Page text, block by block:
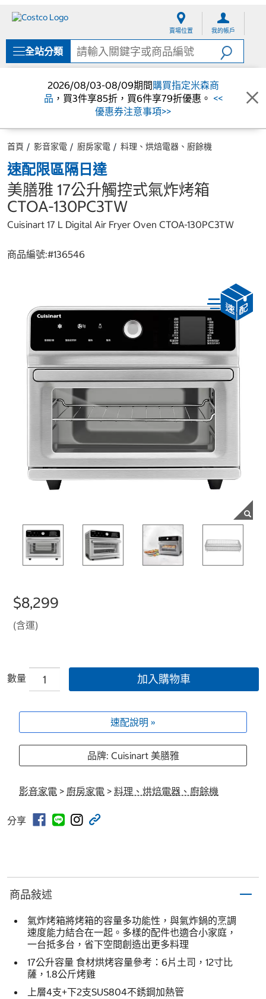
單
賣場位置 我的帳戶
全站分類
2026/08/03-08/09期間購買指定米森商
品 ，買3件享85折，買6件享79折優惠。 <<
優惠券注意事項>>
首頁 影音家電 廚房家電 料理、烘焙電器、廚餘機
速配限區隔日達
美膳雅 17公升觸控式氣炸烤箱
CTOA-130PC3TW
Cuisinart 17 L Digital Air Fryer Oven CTOA-130PC3TW
商品編號:#136546
$8,299
(含運)
數量 加入購物車
速配說明 »
品牌: Cuisinart 美膳雅
影音家電 > 廚房家電 > 料理、烘焙電器、廚餘機
分享
商品敍述
氣炸烤箱將烤箱的容量多功能性，與氣炸鍋的烹調
速度能力結合在一起。多樣的配件也適合小家庭，
一台抵多台，省下空間創造出更多料理
17公升容量 食材烘烤容量參考：6片土司，12寸比
薩，1.8公斤烤雞
上層4支+下2支SUS804不銹鋼加熱管